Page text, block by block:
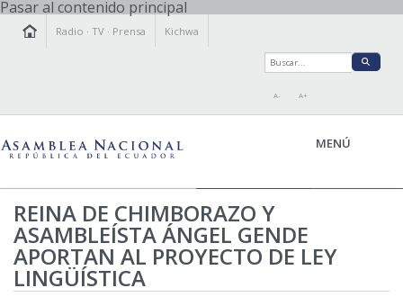
Pasar al contenido principal
Radio ·TV · Prensa Kichwa
A- A+
MENÚ
LA ASAMBLEA
LEGISLAMOS
FISCALIZAMOS
REINA DE CHIMBORAZO Y
ASAMBLEÍSTA ÁNGEL GENDE
APORTAN AL PROYECTO DE LEY
LINGÜÍSTICA